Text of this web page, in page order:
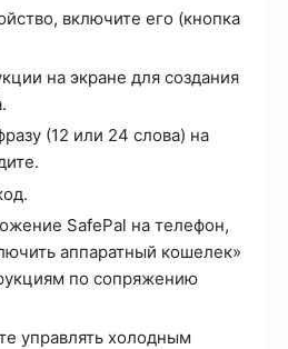
включите его (кнопка
на экране для создания
(12 или 24 слова) на
SafePal на телефон,
аппаратный кошелек»
по сопряжению
управлять холодным